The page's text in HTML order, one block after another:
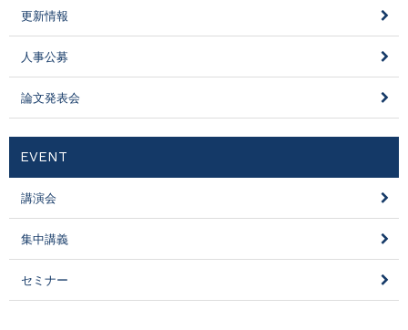
更新情報
人事公募
論文発表会
EVENT
講演会
集中講義
セミナー